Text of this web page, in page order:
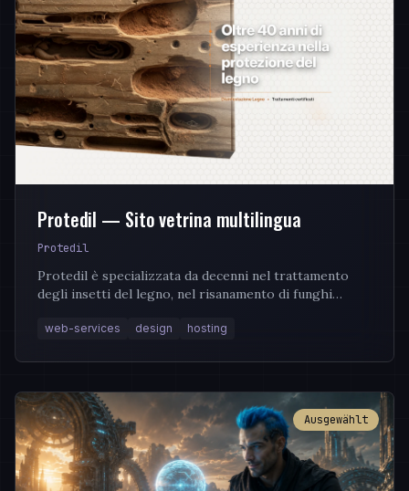
Protedil — Sito vetrina multilingua
Protedil
Protedil è specializzata da decenni nel trattamento
degli insetti del legno, nel risanamento di funghi
web-services design hosting
Ausgewählt